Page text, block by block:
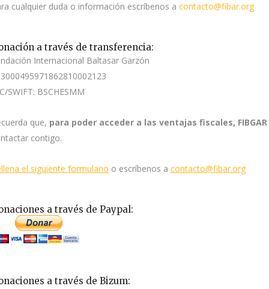
cualquier duda o información escríbenos a contacto@fibar.org
a través de transferencia:
Internacional Baltasar Garzón
SWIFT: BSCHESMM
que, para poder acceder a las ventajas fiscales,
contigo.
el siguiente formulario o escríbenos a contacto@fibar.org
a través de Paypal:
a través de Bizum: